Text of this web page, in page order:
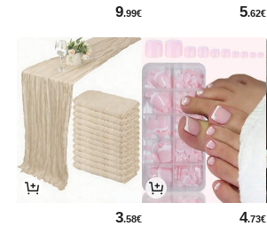
5.62€
9.99€
4.73€
3.58€